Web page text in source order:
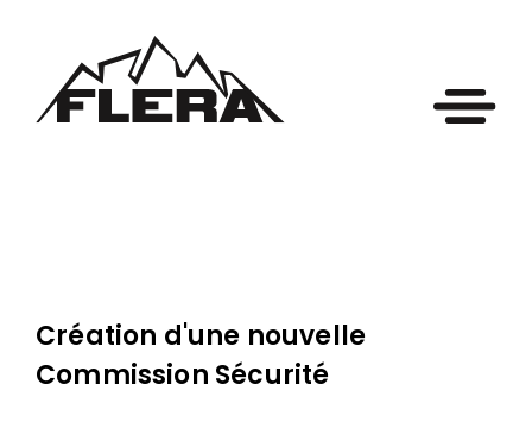
Création d'une nouvelle
Commission Sécurité